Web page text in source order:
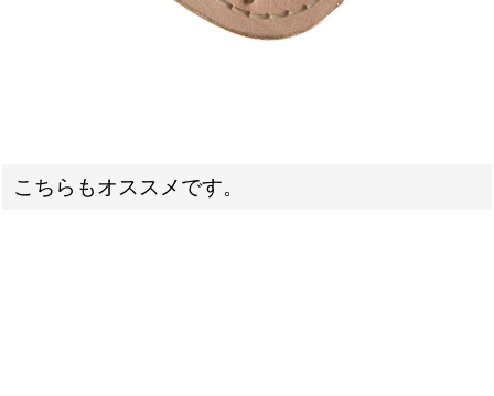
こちらもオススメです。